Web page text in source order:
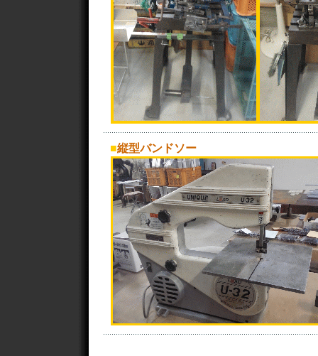
■縦型バンドソー